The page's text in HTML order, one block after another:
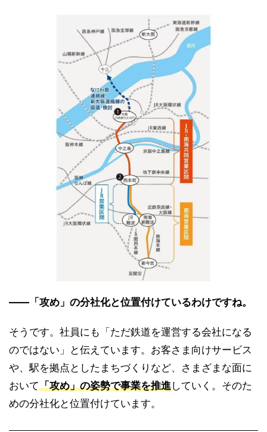
――「攻め」の分社化と位置付けているわけですね。
そうです。社員にも「ただ鉄道を運営する会社になる
のではない」と伝えています。お客さま向けサービス
や、駅を拠点としたまちづくりなど、さまざまな面に
おいて「攻め」の姿勢で事業を推進していく。そのた
めの分社化と位置付けています。